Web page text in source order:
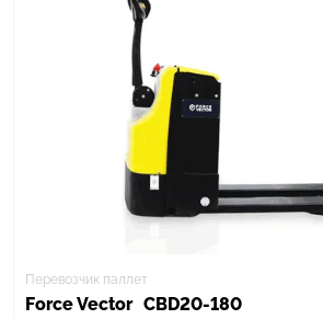
Перевозчик паллет
Force Vector CBD20-180